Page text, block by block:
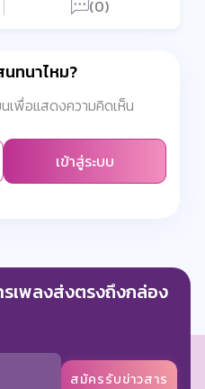
(0)
ทนาไหม?
นเพื่อแสดงความคิดเห็น
เข้าสู่ระบบ
รเพลงส่งตรงถึงกล่อง
สมัครรับข่าวสาร